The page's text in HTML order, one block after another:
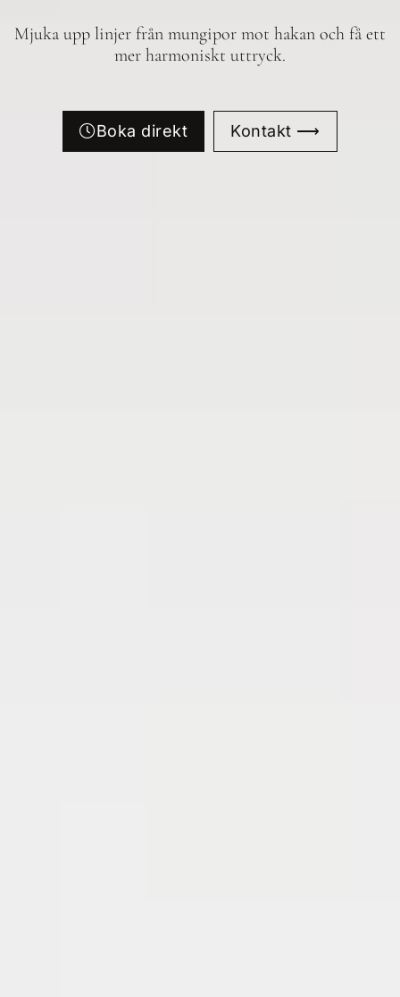
Mjuka upp linjer från mungipor mot hakan och få ett
mer harmoniskt uttryck.
Boka direkt Kontakt ⟶